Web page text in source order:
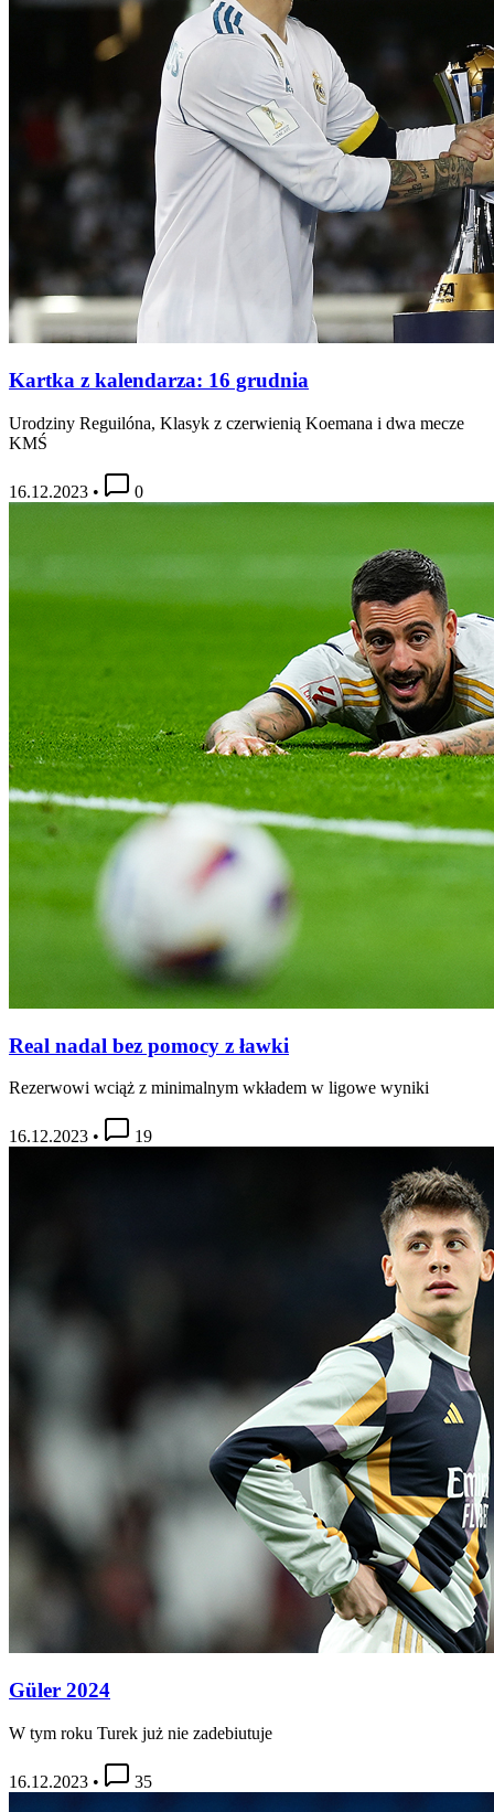
Kartka z kalendarza: 16 grudnia
Urodziny Reguilóna, Klasyk z czerwienią Koemana i dwa mecze
KMŚ
16.12.2023 • 0
Real nadal bez pomocy z ławki
Rezerwowi wciąż z minimalnym wkładem w ligowe wyniki
16.12.2023 • 19
Güler 2024
W tym roku Turek już nie zadebiutuje
16.12.2023 • 35